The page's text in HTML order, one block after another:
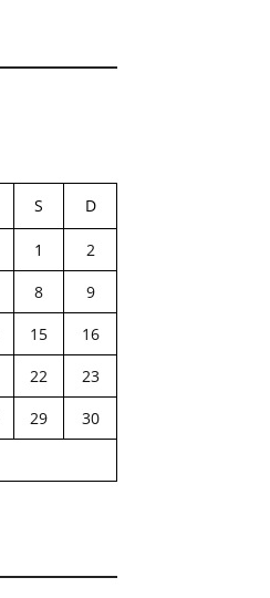
S D
1
2
8
9
15
16
22
23
29
30